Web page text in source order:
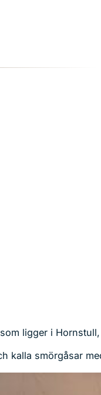
ligger i
kalla smörgåsar